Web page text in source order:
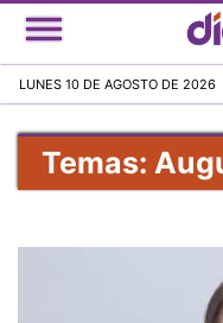
LUNES 10 DE AGOSTO DE 2026
Temas: